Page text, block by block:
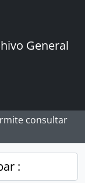
General
consultar
: